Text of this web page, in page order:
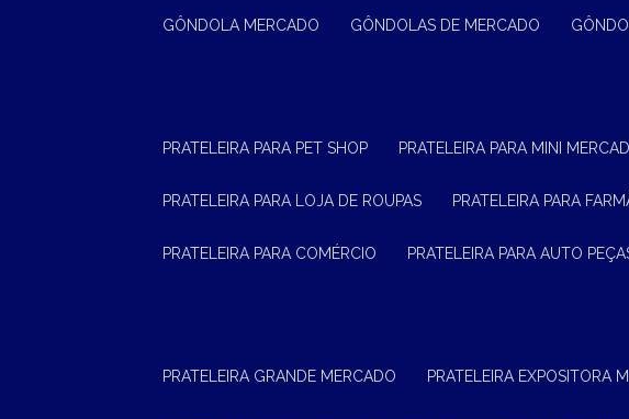
GÔNDOLA MERCADO GÔNDOLAS DE MERCADO
PRATELEIRA PARA PET SHOP PRATELEIRA PARA MINI
PRATELEIRA PARA LOJA DE ROUPAS PRATELEIRA PARA
PRATELEIRA PARA COMÉRCIO PRATELEIRA PARA AUTO
PRATELEIRA GRANDE MERCADO PRATELEIRA EXPOSITORA